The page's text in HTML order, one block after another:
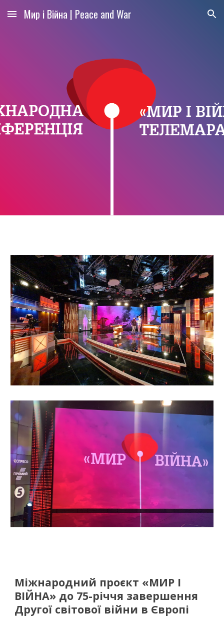
Skip to main content Skip to navigation
Мир і Війна | Peace and War
Міжнародний проєкт «МИР І
ВІЙНА» до 75-річчя завершення
Другої світової війни в Європі